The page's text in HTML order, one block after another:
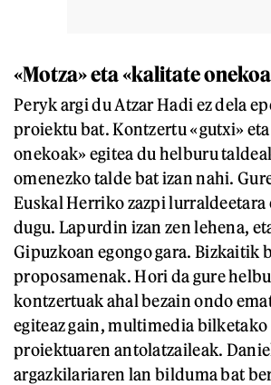
«Motza» eta «kalitate
Peryk argi du Atzar Hadi ez dela
proiektu bat. Kontzertu «gutxi»
onekoak» egitea du helburu
omenezko talde bat izan nahi.
Euskal Herriko zazpi lurraldeetara
dugu. Lapurdin izan zen lehena,
Gipuzkoan egongo gara. Bizkaitik
proposamenak. Hori da gure
kontzertuak ahal bezain ondo
egiteaz gain, multimedia
proiektuaren antolatzaileak.
argazkilariaren lan bilduma bat